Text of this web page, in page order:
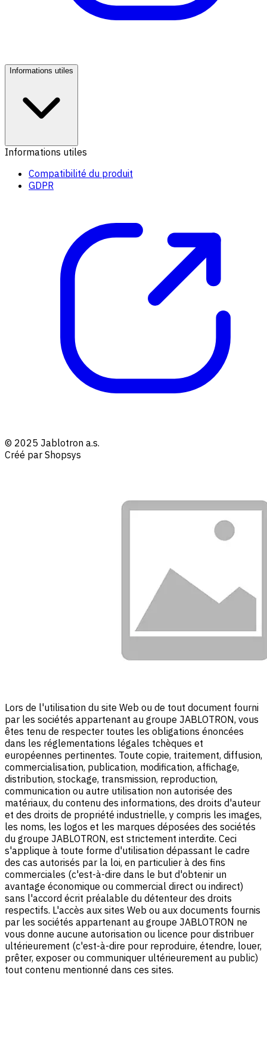
Informations utiles
Informations utiles
Compatibilité du produit
GDPR
© 2025 Jablotron a.s.
Créé par Shopsys
Lors de l'utilisation du site Web ou de tout document fourni
par les sociétés appartenant au groupe JABLOTRON, vous
êtes tenu de respecter toutes les obligations énoncées
dans les réglementations légales tchèques et
européennes pertinentes. Toute copie, traitement, diffusion,
commercialisation, publication, modification, affichage,
distribution, stockage, transmission, reproduction,
communication ou autre utilisation non autorisée des
matériaux, du contenu des informations, des droits d'auteur
et des droits de propriété industrielle, y compris les images,
les noms, les logos et les marques déposées des sociétés
du groupe JABLOTRON, est strictement interdite. Ceci
s'applique à toute forme d'utilisation dépassant le cadre
des cas autorisés par la loi, en particulier à des fins
commerciales (c'est-à-dire dans le but d'obtenir un
avantage économique ou commercial direct ou indirect)
sans l'accord écrit préalable du détenteur des droits
respectifs. L'accès aux sites Web ou aux documents fournis
par les sociétés appartenant au groupe JABLOTRON ne
vous donne aucune autorisation ou licence pour distribuer
ultérieurement (c'est-à-dire pour reproduire, étendre, louer,
prêter, exposer ou communiquer ultérieurement au public)
tout contenu mentionné dans ces sites.